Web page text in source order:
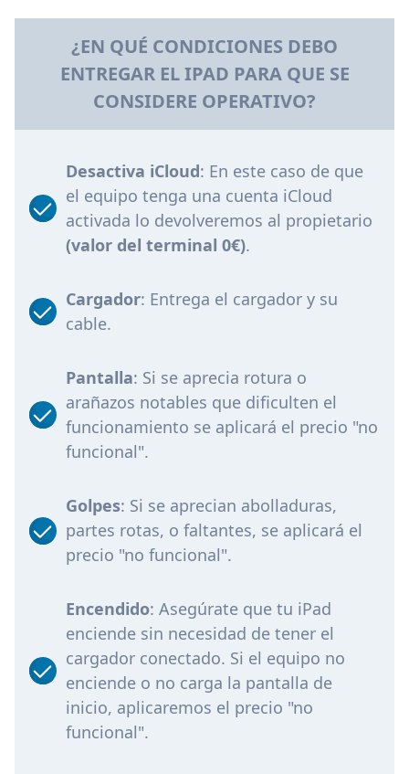
¿EN QUÉ CONDICIONES DEBO
ENTREGAR EL IPAD PARA QUE SE
CONSIDERE OPERATIVO?
Desactiva iCloud: En este caso de que
el equipo tenga una cuenta iCloud
activada lo devolveremos al propietario
(valor del terminal 0€).
Cargador: Entrega el cargador y su
cable.
Pantalla: Si se aprecia rotura o
arañazos notables que dificulten el
funcionamiento se aplicará el precio "no
funcional".
Golpes: Si se aprecian abolladuras,
partes rotas, o faltantes, se aplicará el
precio "no funcional".
Encendido: Asegúrate que tu iPad
enciende sin necesidad de tener el
cargador conectado. Si el equipo no
enciende o no carga la pantalla de
inicio, aplicaremos el precio "no
funcional".